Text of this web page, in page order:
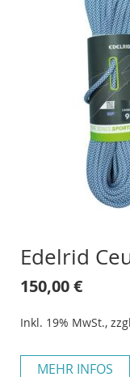
Edelrid
150,00 €
Inkl. 19% MwSt.,
MEHR INFOS